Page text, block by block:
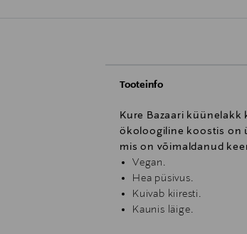
Tooteinfo
Kure Bazaari
ökoloogiline koostis on
mis on võimaldanud
Vegan.
Hea püsivus.
Kuivab kiiresti.
Kaunis läige.